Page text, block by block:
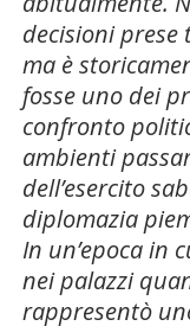
decisioni prese
ma è
fosse uno dei
confronto
ambienti
dell’esercito
diplomazia
In un’epoca in
nei palazzi
rappresentò